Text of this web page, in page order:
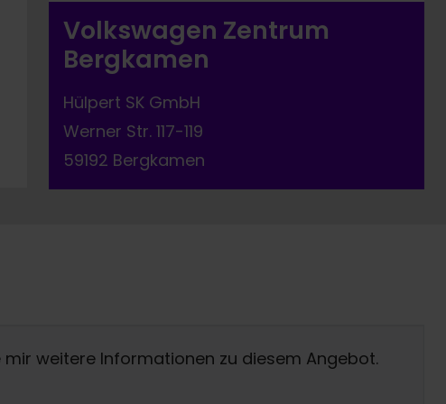
Volkswagen Zentrum
Bergkamen
Hülpert SK GmbH
Werner Str. 117-119
59192 Bergkamen